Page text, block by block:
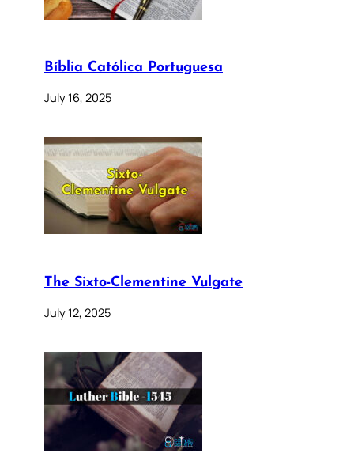
Bíblia Católica Portuguesa
July 16, 2025
The Sixto-Clementine Vulgate
July 12, 2025